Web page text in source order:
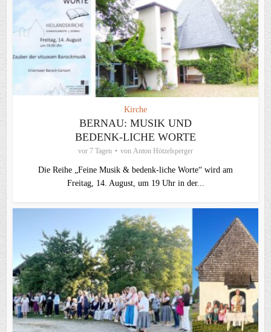
Kirche
BERNAU: MUSIK UND
BEDENK-LICHE WORTE
vor 7 Tagen von Anton Hötzelsperger
Die Reihe „Feine Musik & bedenk-liche Worte“ wird am
Freitag, 14. August, um 19 Uhr in der...